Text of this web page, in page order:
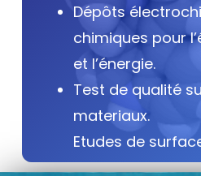
Dépôts
chimiques pour
et l’énergie.
Test de qualité
materiaux.
Etudes de